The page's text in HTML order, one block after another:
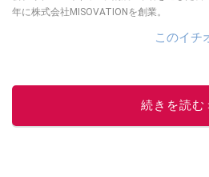
年に株式会社MISOVATIONを創業。
このイチ
続きを読む